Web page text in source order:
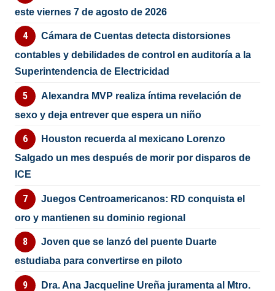
este viernes 7 de agosto de 2026
Cámara de Cuentas detecta distorsiones
contables y debilidades de control en auditoría a la
Superintendencia de Electricidad
Alexandra MVP realiza íntima revelación de
sexo y deja entrever que espera un niño
Houston recuerda al mexicano Lorenzo
Salgado un mes después de morir por disparos de
ICE
Juegos Centroamericanos: RD conquista el
oro y mantienen su dominio regional
Joven que se lanzó del puente Duarte
estudiaba para convertirse en piloto
Dra. Ana Jacqueline Ureña juramenta al Mtro.